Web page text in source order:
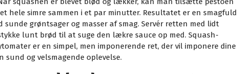
hele simre sammen i et par minutter. Resultatet er en smagfuld
sunde grøntsager og masser af smag. Servér retten med lidt
lunt brød til at suge den lækre sauce op med. Squash-
er en simpel, men imponerende ret, der vil imponere dine
sund og velsmagende oplevelse.